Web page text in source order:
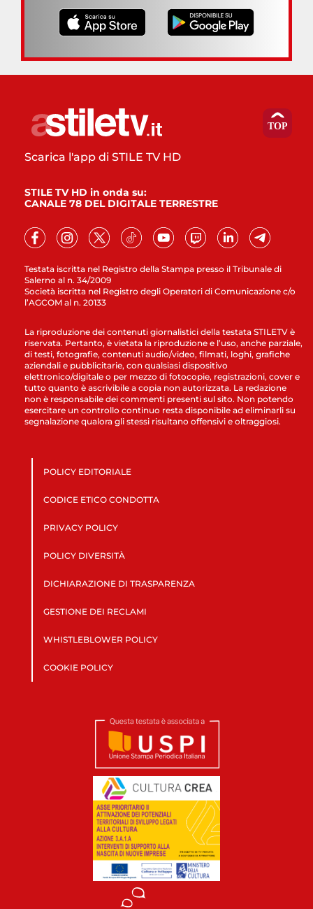
Testata iscritta nel Registro della Stampa presso il Tribunale di
Salerno al n. 34/2009
Società iscritta nel Registro degli Operatori di Comunicazione c/o
l’AGCOM al n. 20133
Scarica l'app di STILE TV HD
STILE TV HD in onda su:
CANALE 78 DEL DIGITALE TERRESTRE
La riproduzione dei contenuti giornalistici della testata STILETV è
riservata. Pertanto, è vietata la riproduzione e l’uso, anche parziale,
di testi, fotografie, contenuti audio/video, filmati, loghi, grafiche
aziendali e pubblicitarie, con qualsiasi dispositivo
elettronico/digitale o per mezzo di fotocopie, registrazioni, cover e
tutto quanto è ascrivibile a copia non autorizzata. La redazione
non è responsabile dei commenti presenti sul sito. Non potendo
esercitare un controllo continuo resta disponibile ad eliminarli su
segnalazione qualora gli stessi risultano offensivi e oltraggiosi.
POLICY EDITORIALE
CODICE ETICO CONDOTTA
PRIVACY POLICY
POLICY DIVERSITÀ
DICHIARAZIONE DI TRASPARENZA
GESTIONE DEI RECLAMI
WHISTLEBLOWER POLICY
COOKIE POLICY